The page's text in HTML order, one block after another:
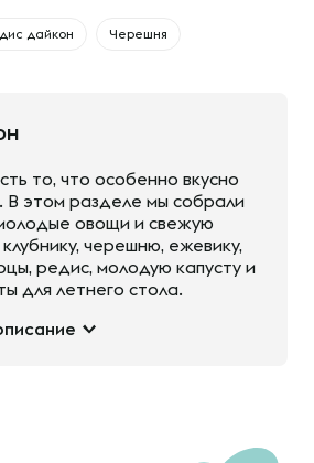
дайкон Черешня
то, что особенно вкусно
В этом разделе мы собрали
овощи и свежую
черешню, ежевику,
редис, молодую капусту и
для летнего стола.